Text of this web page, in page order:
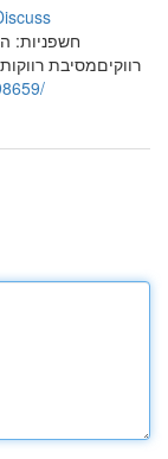
חשפניות:
רווקיםמסיבת